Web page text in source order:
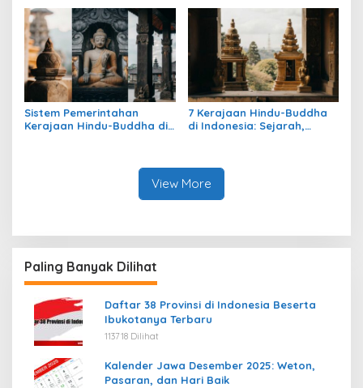
Sistem Pemerintahan
Kerajaan Hindu-Buddha di
7 Kerajaan Hindu-Buddha
di Indonesia: Sejarah,
View More
Paling Banyak Dilihat
Daftar 38 Provinsi di Indonesia Beserta
Ibukotanya Terbaru
113718 Dilihat
Kalender Jawa Desember 2025: Weton,
Pasaran, dan Hari Baik